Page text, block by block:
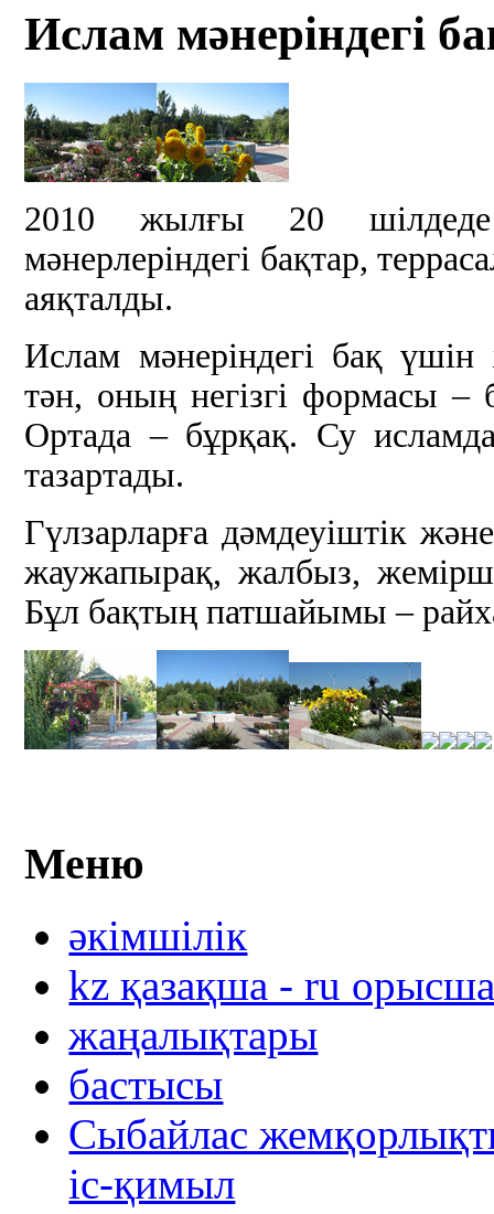
Ислам мәнеріндегі
2010 жылғы 20
мәнерлеріндегі бақтар,
аяқталды.
Ислам мәнеріндегі бақ
тән, оның негізгі формасы –
Ортада – бұрқақ. Су
тазартады.
Гүлзарларға дәмдеуіштік
жаужапырақ, жалбыз,
Бұл бақтың патшайымы –
Меню
әкімшілік
kz қазақша - ru
жаңалықтары
бастысы
Сыбайлас
іс-қимыл